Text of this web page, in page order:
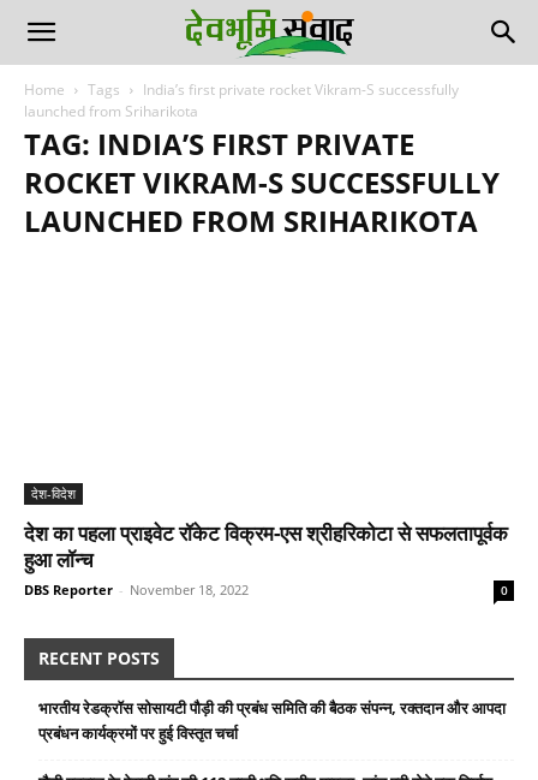
Home Tags
India’s first private rocket Vikram-S successfully
launched from Sriharikota
TAG: INDIA’S FIRST PRIVATE
ROCKET VIKRAM-S SUCCESSFULLY
LAUNCHED FROM SRIHARIKOTA
देश-विदेश
देश का पहला प्राइवेट रॉकेट विक्रम-एस श्रीहरिकोटा से सफलतापूर्वक
हुआ लॉन्च
DBS Reporter - November 18, 2022 0
RECENT POSTS
भारतीय रेडक्रॉस सोसायटी पौड़ी की प्रबंध समिति की बैठक संपन्न, रक्तदान और आपदा
प्रबंधन कार्यक्रमों पर हुई विस्तृत चर्चा